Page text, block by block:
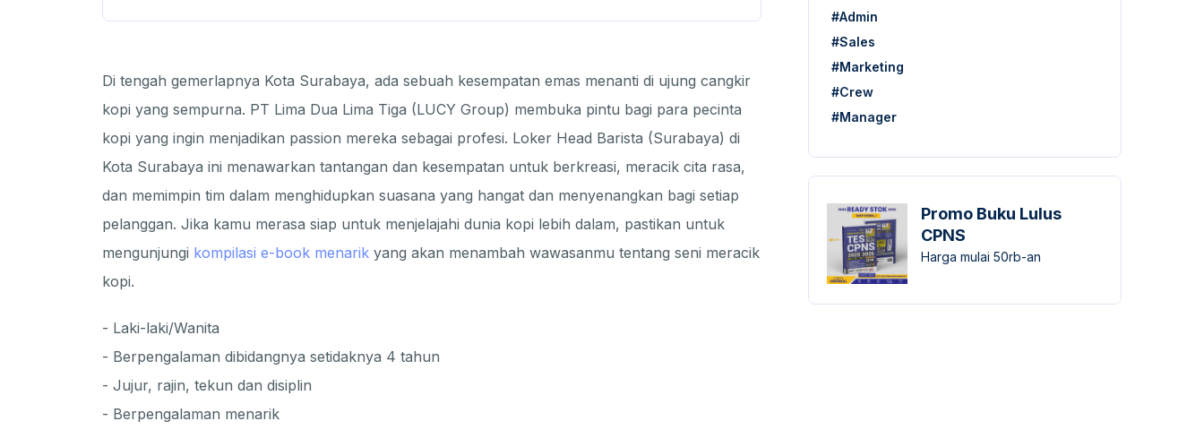
Di tengah gemerlapnya Kota Surabaya, ada sebuah kesempatan emas menanti di ujung cangkir
kopi yang sempurna. PT Lima Dua Lima Tiga (LUCY Group) membuka pintu bagi para pecinta
kopi yang ingin menjadikan passion mereka sebagai profesi. Loker Head Barista (Surabaya) di
Kota Surabaya ini menawarkan tantangan dan kesempatan untuk berkreasi, meracik cita rasa,
dan memimpin tim dalam menghidupkan suasana yang hangat dan menyenangkan bagi setiap
pelanggan. Jika kamu merasa siap untuk menjelajahi dunia kopi lebih dalam, pastikan untuk
mengunjungi kompilasi e-book menarik yang akan menambah wawasanmu tentang seni meracik
kopi.
- Laki-laki/Wanita
- Berpengalaman dibidangnya setidaknya 4 tahun
- Jujur, rajin, tekun dan disiplin
- Berpengalaman menarik
#Admin
#Sales
#Marketing
#Crew
#Manager
Promo Buku Lulus
CPNS
Harga mulai 50rb-an